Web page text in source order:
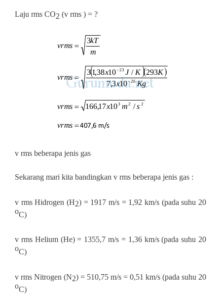
Laju rms CO2 (v rms ) = ?
v rms beberapa jenis gas
Sekarang mari kita bandingkan v rms beberapa jenis gas :
v rms Hidrogen (H2) = 1917 m/s = 1,92 km/s (pada suhu 20
oC)
v rms Helium (He) = 1355,7 m/s = 1,36 km/s (pada suhu 20
oC)
v rms Nitrogen (N2) = 510,75 m/s = 0,51 km/s (pada suhu 20
oC)